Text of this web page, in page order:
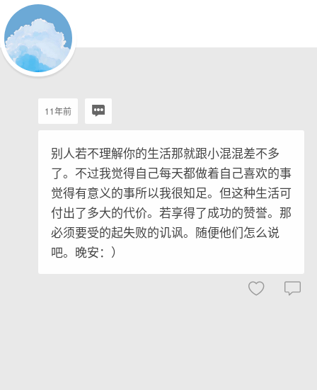
11年前
别人若不理解你的生活那就跟小混混差不多
了。不过我觉得自己每天都做着自己喜欢的事
觉得有意义的事所以我很知足。但这种生活可
付出了多大的代价。若享得了成功的赞誉。那
必须要受的起失败的讥讽。随便他们怎么说
吧。晚安：）